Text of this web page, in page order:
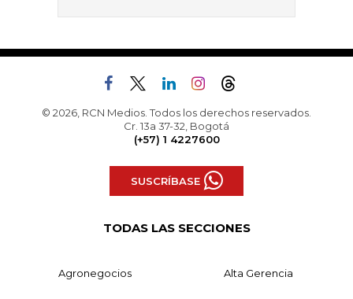
© 2026, RCN Medios. Todos los derechos reservados.
Cr. 13a 37-32, Bogotá
(+57) 1 4227600
SUSCRÍBASE
TODAS LAS SECCIONES
Agronegocios Alta Gerencia